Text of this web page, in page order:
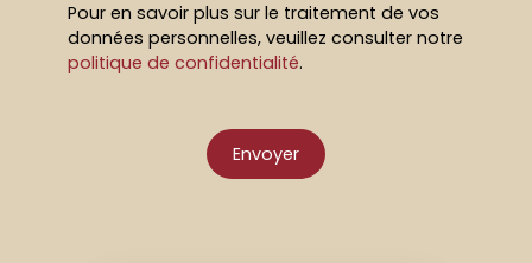
Pour en savoir plus sur le traitement de vos
données personnelles, veuillez consulter notre
politique de confidentialité.
Envoyer